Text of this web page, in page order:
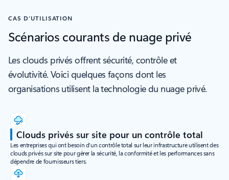
CAS D’UTILISATION
Scénarios courants de nuage privé
Les clouds privés offrent sécurité, contrôle et
évolutivité. Voici quelques façons dont les
organisations utilisent la technologie du nuage privé.
Clouds privés sur site pour un contrôle total
Les entreprises qui ont besoin d’un contrôle total sur leur infrastructure utilisent des
clouds privés sur site pour gérer la sécurité, la conformité et les performances sans
dépendre de fournisseurs tiers.